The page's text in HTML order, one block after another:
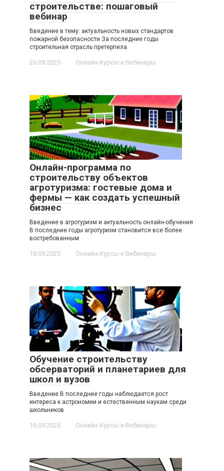
строительстве: пошаговый
вебинар
Введение в тему: актуальность новых стандартов
пожарной безопасности За последние годы
строительная отрасль претерпела
26.09.2025 Онлайн-Курсы и Вебинары
Онлайн-программа по
строительству объектов
агротуризма: гостевые дома и
фермы — как создать успешный
бизнес
Введение в агротуризм и актуальность онлайн-обучения
В последние годы агротуризм становится все более
востребованным
18.09.2025 Онлайн-Курсы и Вебинары
Обучение строительству
обсерваторий и планетариев для
школ и вузов
Введение В последние годы наблюдается рост
интереса к астрономии и естественным наукам среди
школьников
16.09.2025 Онлайн-Курсы и Вебинары